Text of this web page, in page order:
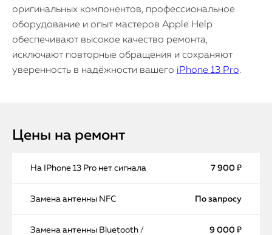
оригинальных компонентов, профессиональное
оборудование и опыт мастеров Apple Help
обеспечивают высокое качество ремонта,
исключают повторные обращения и сохраняют
уверенность в надёжности вашего iPhone 13 Pro.
Цены на ремонт
На IPhone 13 Pro нет сигнала 7 900 ₽
Замена антенны NFC По запросу
Замена антенны Bluetooth /
9 000 ₽